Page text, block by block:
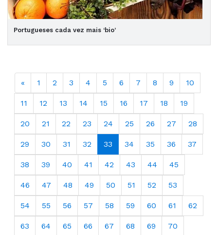
Portugueses cada vez mais ‘bio’
« 1 2 3 4 5 6 7 8 9 10
11 12 13 14 15 16 17 18 19
20 21 22 23 24 25 26 27 28
29 30 31 32 33 34 35 36 37
38 39 40 41 42 43 44 45
46 47 48 49 50 51 52 53
54 55 56 57 58 59 60 61 62
63 64 65 66 67 68 69 70